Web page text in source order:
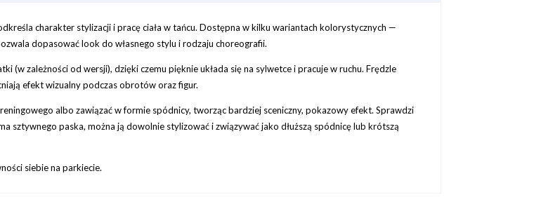
charakter stylizacji i pracę ciała w tańcu. Dostępna w kilku wariantach kolorystycznych —
dopasować look do własnego stylu i rodzaju choreografii.
(w zależności od wersji), dzięki czemu pięknie układa się na sylwetce i pracuje w ruchu. Frędzle
efekt wizualny podczas obrotów oraz figur.
albo zawiązać w formie spódnicy, tworząc bardziej sceniczny, pokazowy efekt. Sprawdzi
sztywnego paska, można ją dowolnie stylizować i związywać jako dłuższą spódnicę lub krótszą
siebie na parkiecie.